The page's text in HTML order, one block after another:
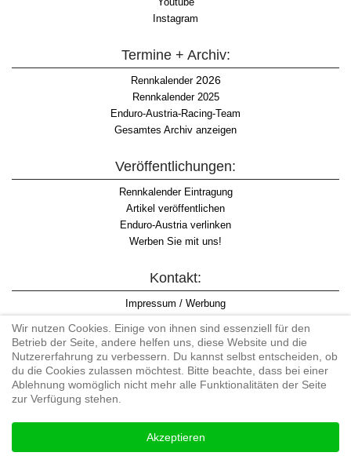
Instagram
Termine + Archiv:
Rennkalender2026
Rennkalender 2025
Enduro-Austria-Racing-Team
Gesamtes Archiv anzeigen
Veröffentlichungen:
Rennkalender Eintragung
Artikel veröffentlichen
Enduro-Austria verlinken
Werben Sie mit uns!
Kontakt:
Impressum / Werbung
Informationspflicht WKO
AGB
#enduroaustria, #wirlebenenduro #enduroaustriaracingteam
Wir nutzen Cookies. Einige von ihnen sind essenziell für den
Betrieb der Seite, andere helfen uns, diese Website und die
Nutzererfahrung zu verbessern. Du kannst selbst entscheiden, ob
du die Cookies zulassen möchtest. Bitte beachte, dass bei einer
Ablehnung womöglich nicht mehr alle Funktionalitäten der Seite
zur Verfügung stehen.
Akzeptieren